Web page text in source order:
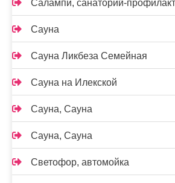
Салампи, санаторий-
Сауна
Сауна Ликбеза Семейная
Сауна на Илекской
Сауна, Сауна
Сауна, Сауна
Светофор, автомойка